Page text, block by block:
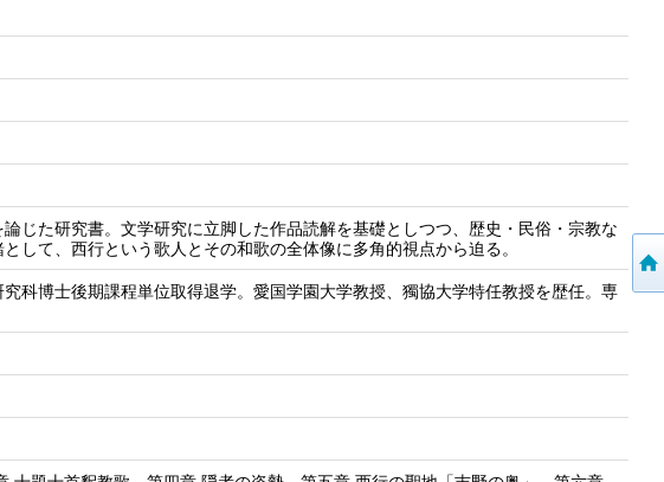
じた研究書。文学研究に立脚した作品読解を基礎としつつ、歴史・民俗・宗教な
して、西行という歌人とその和歌の全体像に多角的視点から迫る。
科博士後期課程単位取得退学。愛国学園大学教授、獨協大学特任教授を歴任。専